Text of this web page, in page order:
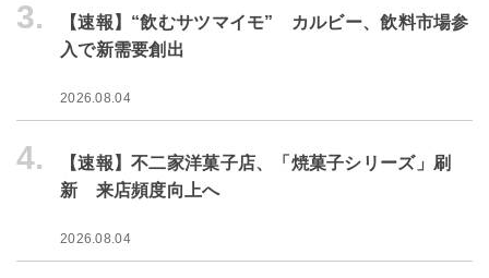
3.
【速報】“飲むサツマイモ” カルビー、飲料市場参
入で新需要創出
2026.08.04
4.
【速報】不二家洋菓子店、「焼菓子シリーズ」刷
新 来店頻度向上へ
2026.08.04